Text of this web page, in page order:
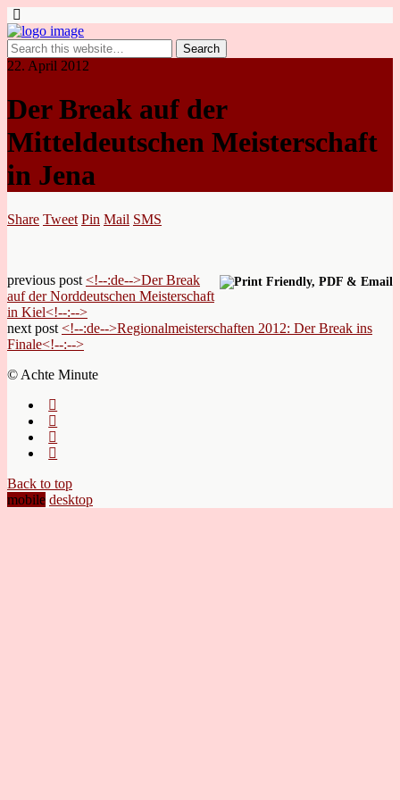
22. April 2012
Der Break auf der
Mitteldeutschen Meisterschaft
in Jena
Share Tweet Pin Mail SMS
previous post <!--:de-->Der Break
auf der Norddeutschen Meisterschaft
in Kiel<!--:-->
next post <!--:de-->Regionalmeisterschaften 2012: Der Break ins
Finale<!--:-->
© Achte Minute
Back to top
mobile desktop